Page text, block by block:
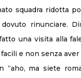
squadra ridotta
rinunciare.
una visita alla
e non senza
“aho, ma siete